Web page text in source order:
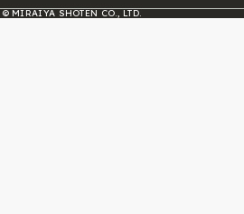
© MIRAIYA SHOTEN CO., LTD.